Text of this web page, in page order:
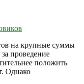
на крупные суммы
проведение
положить
Однако